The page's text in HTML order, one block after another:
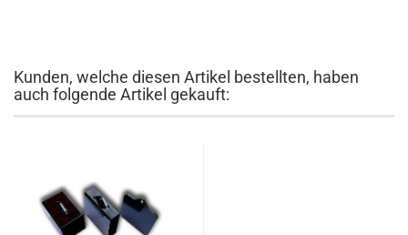
Kunden, welche diesen Artikel bestellten, haben
auch folgende Artikel gekauft: